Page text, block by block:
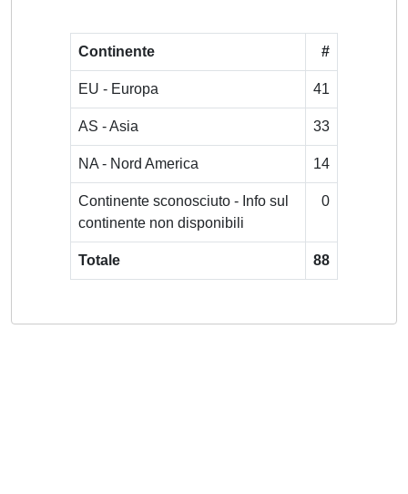
Continente #
EU - Europa 41
AS - Asia 33
NA - Nord America 14
Continente sconosciuto - Info sul
continente non disponibili
0
Totale 88